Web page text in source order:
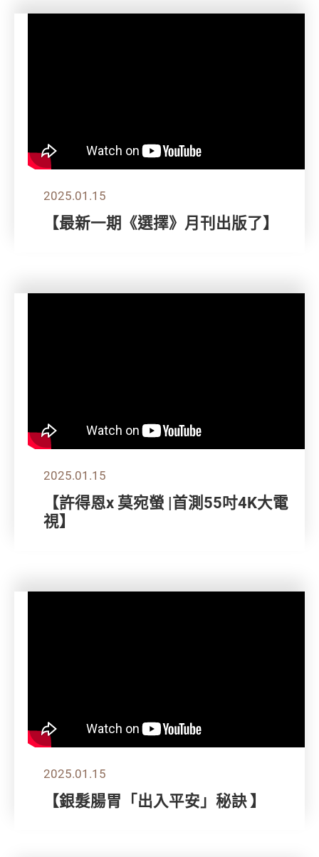
2025.01.15
【最新一期《選擇》月刊出版了】
2025.01.15
【許得恩x 莫宛螢 |首測55吋4K大電
視】
2025.01.15
【銀髮腸胃「出入平安」秘訣 】